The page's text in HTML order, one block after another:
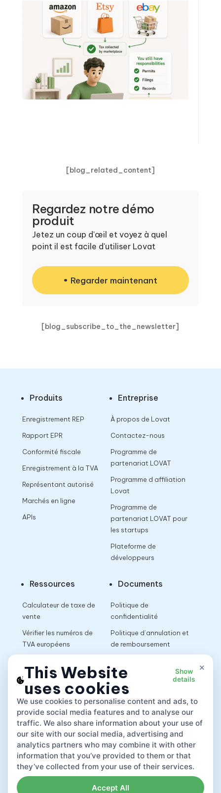
[blog_related_content]
Regardez notre démo
produit
Jetez un coup d'œil et voyez à quel
point il est facile d'utiliser Lovat
Regarder maintenant
[blog_subscribe_to_the_newsletter]
Produits
Enregistrement REP
Rapport EPR
Conformité fiscale
Enregistrement à la TVA
Représentant autorisé
Marchés en ligne
APIs
Entreprise
À propos de Lovat
Contactez-nous
Programme de
partenariat LOVAT
Programme d affiliation
Lovat
Programme de
partenariat LOVAT pour
les startups
Plateforme de
développeurs
Ressources
Calculateur de taxe de
vente
Vérifier les numéros de
TVA européens
Documents
Politique de
confidentialité
Politique d’annulation et
de remboursement
App
×
This Website
uses cookies
Show
details
We use cookies to personalise content and ads, to
provide social media features and to analyse our
traffic. We also share information about your use of
our site with our social media, advertising and
analytics partners who may combine it with other
information that you’ve provided to them or that
they’ve collected from your use of their services.
Accept All